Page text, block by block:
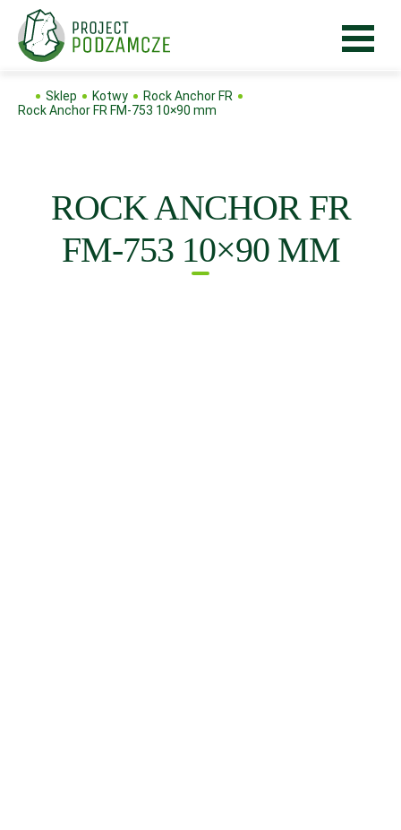
Sklep Kotwy
Rock Anchor FR
Rock Anchor FR FM-753 10×90 mm
ROCK ANCHOR FR
FM-753 10×90 MM